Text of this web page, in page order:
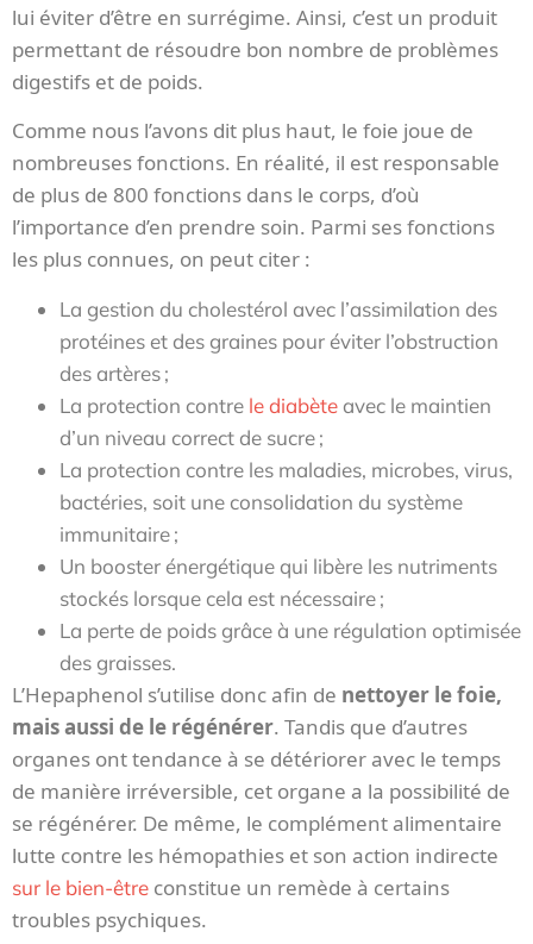
lui éviter d’être en surrégime. Ainsi, c’est un produit
permettant de résoudre bon nombre de problèmes
digestifs et de poids.
Comme nous l’avons dit plus haut, le foie joue de
nombreuses fonctions. En réalité, il est responsable
de plus de 800 fonctions dans le corps, d’où
l’importance d’en prendre soin. Parmi ses fonctions
les plus connues, on peut citer :
La gestion du cholestérol avec l’assimilation des
protéines et des graines pour éviter l’obstruction
des artères ;
La protection contre le diabète avec le maintien
d’un niveau correct de sucre ;
La protection contre les maladies, microbes, virus,
bactéries, soit une consolidation du système
immunitaire ;
Un booster énergétique qui libère les nutriments
stockés lorsque cela est nécessaire ;
La perte de poids grâce à une régulation optimisée
des graisses.
L’Hepaphenol s’utilise donc afin de nettoyer le foie,
mais aussi de le régénérer. Tandis que d’autres
organes ont tendance à se détériorer avec le temps
de manière irréversible, cet organe a la possibilité de
se régénérer. De même, le complément alimentaire
lutte contre les hémopathies et son action indirecte
sur le bien-être constitue un remède à certains
troubles psychiques.